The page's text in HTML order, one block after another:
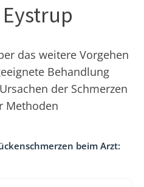
Eystrup
das weitere Vorgehen
Behandlung
der Schmerzen
Methoden
beim Arzt: